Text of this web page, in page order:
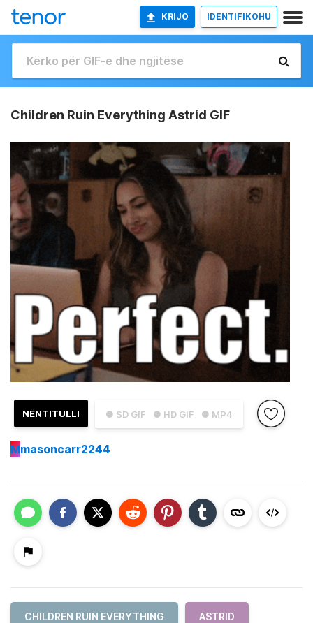
KRIJO IDENTIFIKOHU
Children Ruin Everything Astrid GIF
● SD GIF ● HD GIF ● MP4
NËNTITULLI
Mmasoncarr2244
CHILDREN RUIN EVERYTHING ASTRID